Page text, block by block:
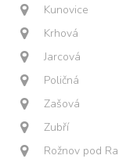
Kunovice
Krhová
Jarcová
Poličná
Zašová
Zubří
Rožnov pod